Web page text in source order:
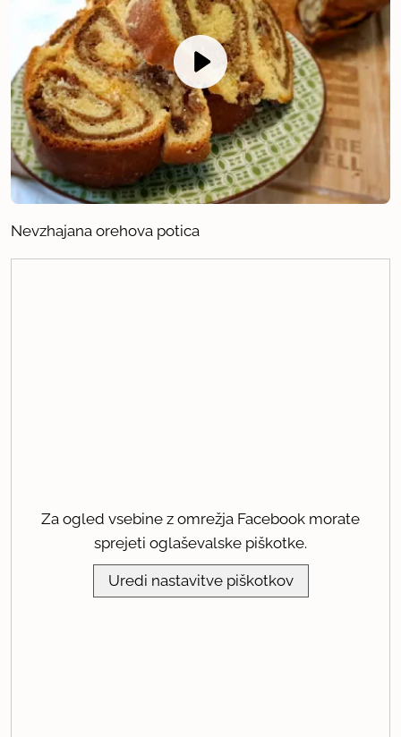
Nevzhajana orehova potica
Za ogled vsebine z omrežja Facebook morate
sprejeti oglaševalske piškotke.
Uredi nastavitve piškotkov